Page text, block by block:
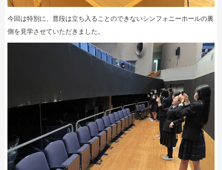
今回は特別に、普段は立ち入ることのできないシンフォニーホールの裏
側を見学させていただきました。